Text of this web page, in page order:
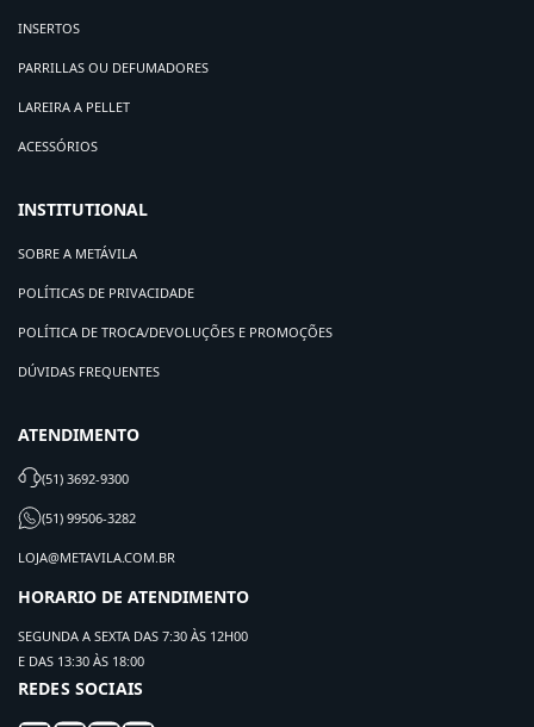
INSERTOS
PARRILLAS OU DEFUMADORES
LAREIRA A PELLET
ACESSÓRIOS
INSTITUTIONAL
SOBRE A METÁVILA
POLÍTICAS DE PRIVACIDADE
POLÍTICA DE TROCA/DEVOLUÇÕES E PROMOÇÕES
DÚVIDAS FREQUENTES
ATENDIMENTO
(51) 3692-9300
(51) 99506-3282
LOJA@METAVILA.COM.BR
HORARIO DE ATENDIMENTO
SEGUNDA A SEXTA DAS 7:30 ÀS 12H00
E DAS 13:30 ÀS 18:00
REDES SOCIAIS